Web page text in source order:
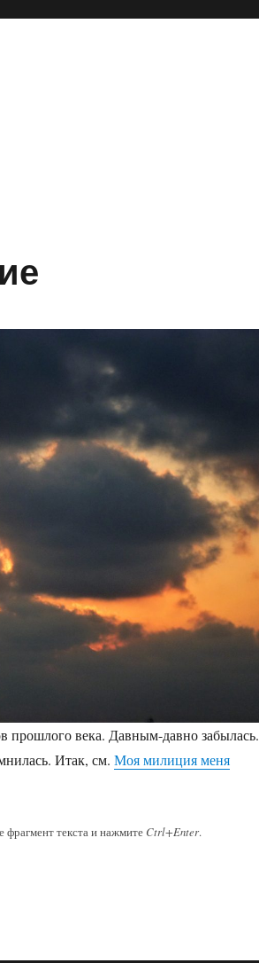
прошлого века. Давным-давно забылась.
Итак, см. Моя милиция меня
текста и нажмите Ctrl+Enter.